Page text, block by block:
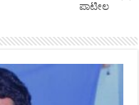
ಪಾಟೀಲ